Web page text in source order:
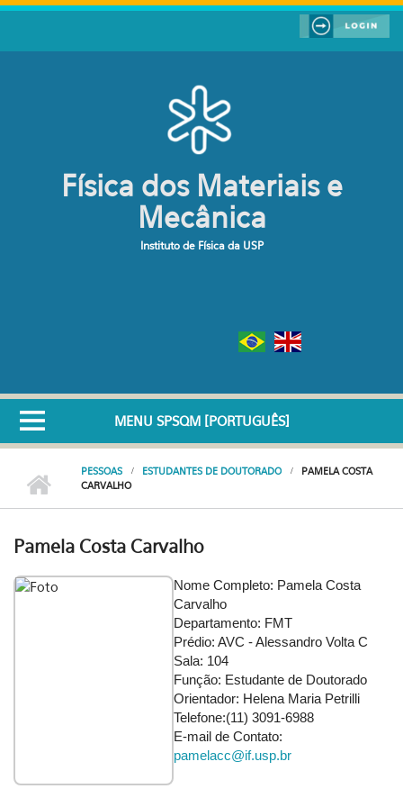
Pular para o conteúdo principal
Física dos Materiais e
Mecânica
Instituto de Física da USP
MENU SPSQM [PORTUGUÊS]
PESSOAS ESTUDANTES DE DOUTORADO
PAMELA COSTA
CARVALHO
Pamela Costa Carvalho
Nome Completo: Pamela Costa
Carvalho
Departamento: FMT
Prédio: AVC - Alessandro Volta C
Sala: 104
Função: Estudante de Doutorado
Orientador: Helena Maria Petrilli
Telefone:(11) 3091-6988
E-mail de Contato:
pamelacc@if.usp.br